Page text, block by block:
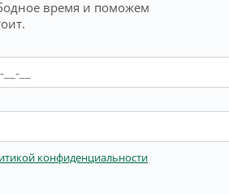
время и поможем
конфиденциальности